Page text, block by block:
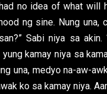
had no idea of what will
ng sine. Nung
Sabi niya sa
kamay niya sa
una, medyo na-aw-
ko sa kamay niya.